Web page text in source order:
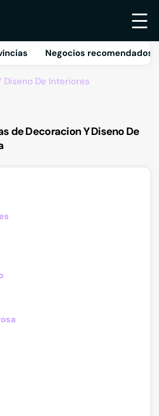
Negocios recomendados
Diseno De Interiores
de Decoracion Y Diseno De